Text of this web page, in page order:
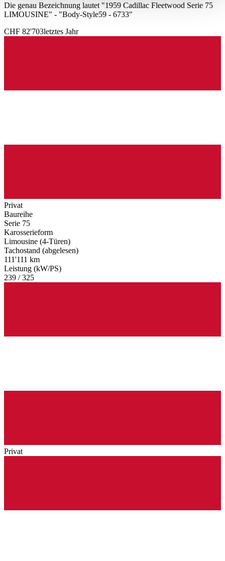
haben oder die sie im Rahmen Ihrer Nutzung der Dienste
gesammelt haben.Datenschutzerklärung
Die genau Bezeichnung lautet "1959 Cadillac Fleetwood Serie 75
LIMOUSINE" - "Body-Style59 - 6733"
CHF 82'703letztes Jahr
Privat
Baureihe
Serie 75
Karosserieform
Limousine (4-Türen)
Tachostand (abgelesen)
111'111 km
Leistung (kW/PS)
239 / 325
Privat